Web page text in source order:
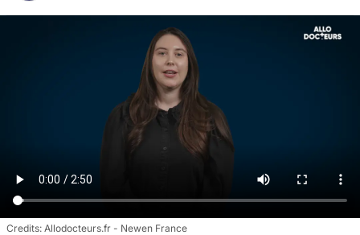
Allodocteurs.fr - Newen France